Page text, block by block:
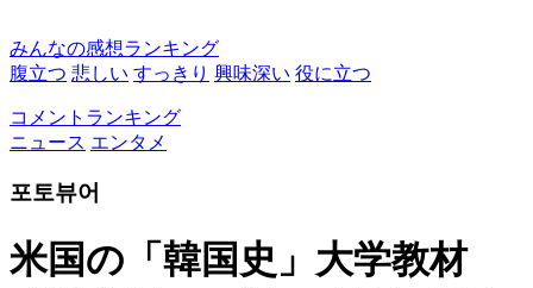
みんなの感想ランキング
腹立つ 悲しい すっきり 興味深い 役に立つ
コメントランキング
ニュース エンタメ
포토뷰어
米国の「韓国史」大学教材